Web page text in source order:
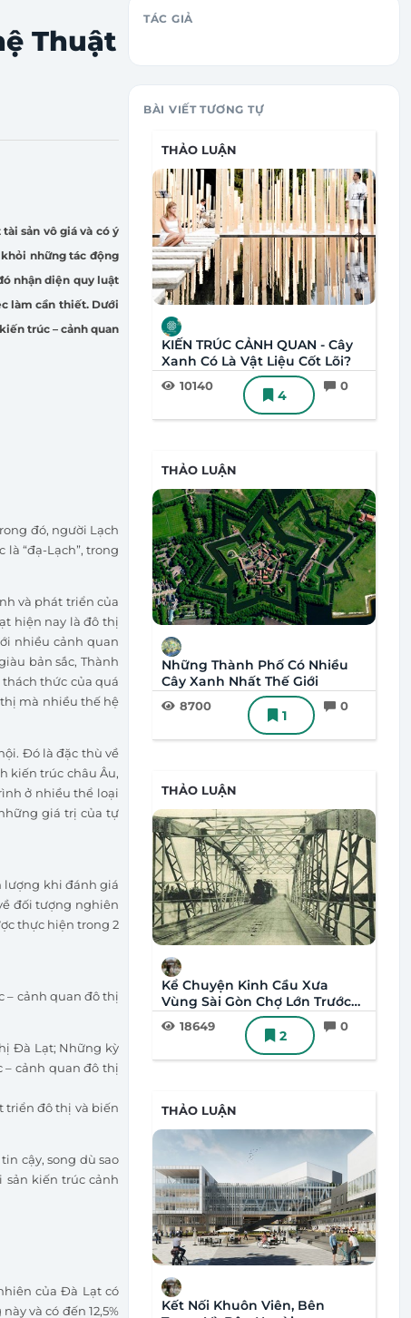
Thuật
sản vô giá và có ý
những tác động
nhận diện quy luật
làm cần thiết. Dưới
trúc – cảnh quan
đó, người Lạch
“đạ-Lạch”, trong
và phát triển của
hiện nay là đô thị
nhiều cảnh quan
bản sắc, Thành
thức của quá
mà nhiều thế hệ
Đó là đặc thù về
kiến trúc châu Âu,
ở nhiều thể loại
giá trị của tự
lượng khi đánh giá
đối tượng nghiên
thực hiện trong 2
– cảnh quan đô thị
Đà Lạt; Những kỳ
cảnh quan đô thị
triển đô thị và biến
cậy, song dù sao
kiến trúc cảnh
của Đà Lạt có
và có đến 12,5%
TÁC GIẢ
BÀI VIẾT TƯƠNG TỰ
THẢO LUẬN
KIẾN TRÚC CẢNH QUAN - Cây
Xanh Có Là Vật Liệu Cốt Lõi?
10140 0
4
THẢO LUẬN
Những Thành Phố Có Nhiều
Cây Xanh Nhất Thế Giới
8700 0
1
THẢO LUẬN
Kể Chuyện Kinh Cầu Xưa
Vùng Sài Gòn Chợ Lớn Trước
1975 (P1)
18649 0
2
THẢO LUẬN
Kết Nối Khuôn Viên, Bên